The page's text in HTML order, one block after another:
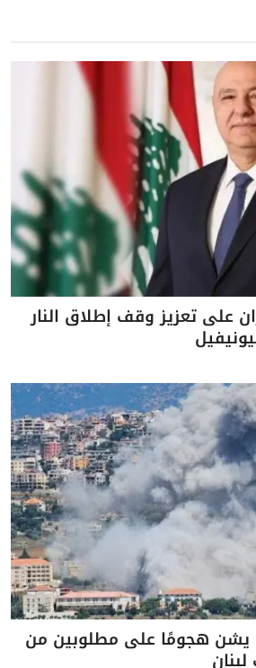
على تعزيز وقف إطلاق النار
يشن هجومًا على مطلوبين من